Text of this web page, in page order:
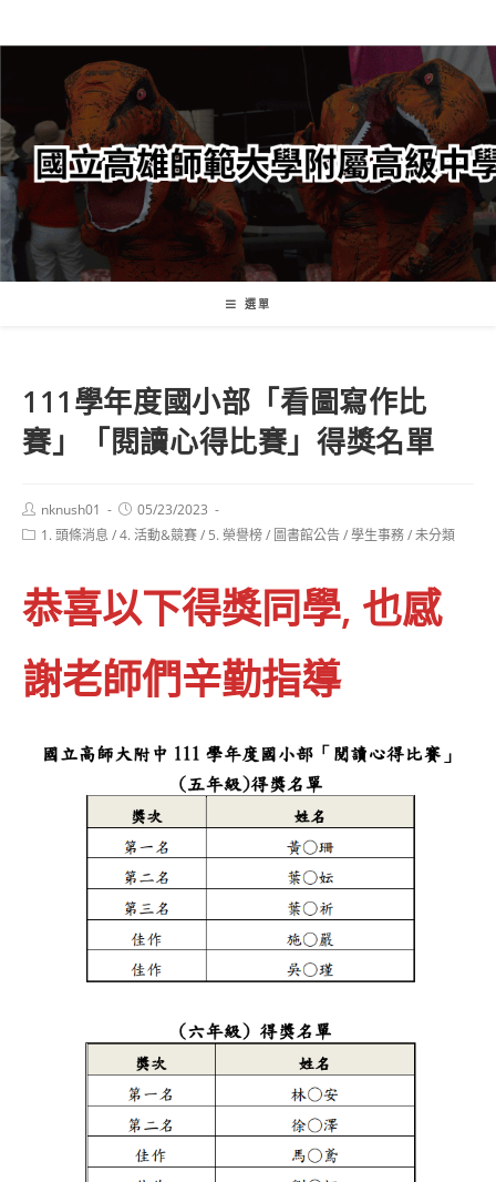
轉
要
內
容
選單
111學年度國小部「看圖寫作比
賽」「閱讀心得比賽」得獎名單
Post
author:
nknush01
Post
published:
05/23/2023
Post1. 頭條消息 /4. 活動&競賽/ 5. 榮譽榜/ 圖書館公告/學生事務/未分類
恭喜以下得獎同學, 也感
謝老師們辛勤指導